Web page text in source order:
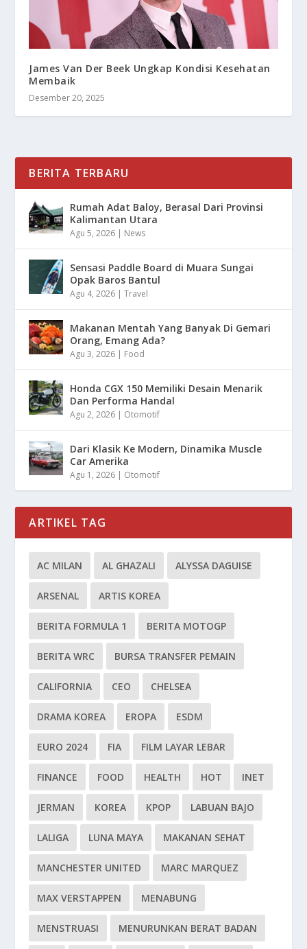
James Van Der Beek Ungkap Kondisi Kesehatan
Membaik
Desember 20, 2025
BERITA TERBARU
Rumah Adat Baloy, Berasal Dari Provinsi
Kalimantan Utara
Agu 5, 2026 | News
Sensasi Paddle Board di Muara Sungai
Opak Baros Bantul
Agu 4, 2026 |Travel
Makanan Mentah Yang Banyak Di Gemari
Orang, Emang Ada?
Agu 3, 2026 | Food
Honda CGX 150 Memiliki Desain Menarik
Dan Performa Handal
Agu 2, 2026 | Otomotif
Dari Klasik Ke Modern, Dinamika Muscle
Car Amerika
Agu 1, 2026 | Otomotif
ARTIKEL TAG
AC MILAN AL GHAZALI ALYSSA DAGUISE
ARSENAL ARTIS KOREA
BERITA FORMULA 1 BERITA MOTOGP
BERITA WRC BURSA TRANSFER PEMAIN
CALIFORNIA CEO CHELSEA
DRAMA KOREA EROPA ESDM
EURO 2024 FIA FILM LAYAR LEBAR
FINANCE FOOD HEALTH HOT INET
JERMAN KOREA KPOP LABUAN BAJO
LALIGA LUNA MAYA MAKANAN SEHAT
MANCHESTER UNITED MARC MARQUEZ
MAX VERSTAPPEN MENABUNG
MENSTRUASI MENURUNKAN BERAT BADAN